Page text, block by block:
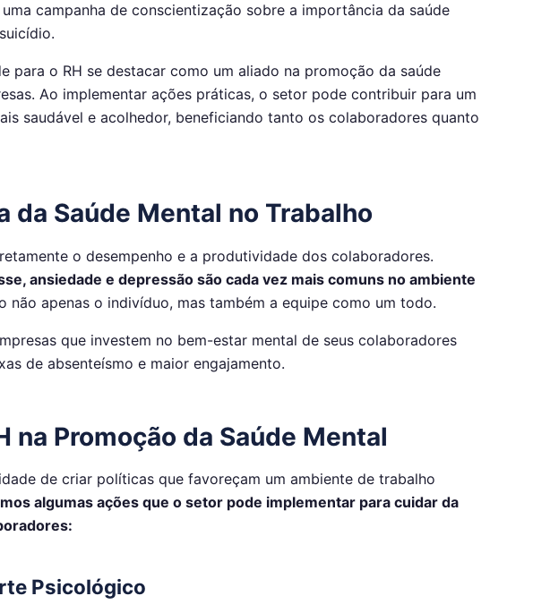
campanha de conscientização sobre a importância da saúde
para o RH se destacar como um aliado na promoção da saúde
Ao implementar ações práticas, o setor pode contribuir para um
saudável e acolhedor, beneficiando tanto os colaboradores quanto
da Saúde Mental no Trabalho
o desempenho e a produtividade dos colaboradores.
ansiedade e depressão são cada vez mais comuns no ambiente
não apenas o indivíduo, mas também a equipe como um todo.
que investem no bem-estar mental de seus colaboradores
de absenteísmo e maior engajamento.
na Promoção da Saúde Mental
de criar políticas que favoreçam um ambiente de trabalho
algumas ações que o setor pode implementar para cuidar da
Psicológico